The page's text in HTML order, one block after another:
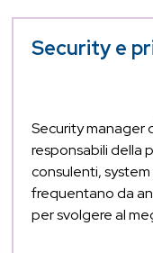
Security e
Security manager
responsabili della
consulenti,
frequentano da
per svolgere al